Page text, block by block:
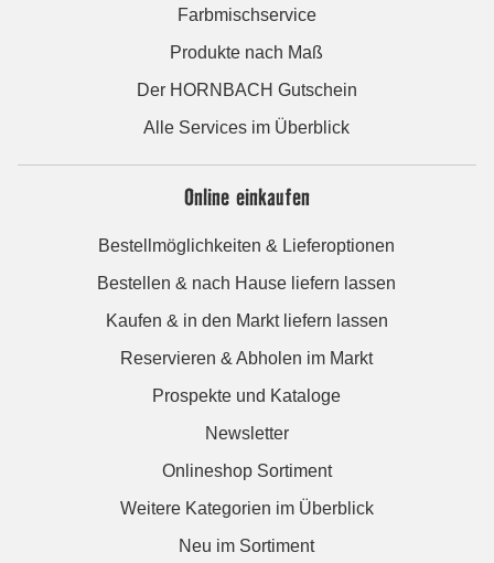
Farbmischservice
Produkte nach Maß
Der HORNBACH Gutschein
Alle Services im Überblick
Online einkaufen
Bestellmöglichkeiten & Lieferoptionen
Bestellen & nach Hause liefern lassen
Kaufen & in den Markt liefern lassen
Reservieren & Abholen im Markt
Prospekte und Kataloge
Newsletter
Onlineshop Sortiment
Weitere Kategorien im Überblick
Neu im Sortiment